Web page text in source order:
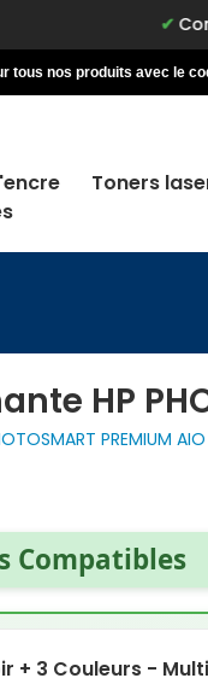
Commandez
tous nos produits avec le
Toners
HP
PREMIUM AIO
Compatibles
+ 3 Couleurs -